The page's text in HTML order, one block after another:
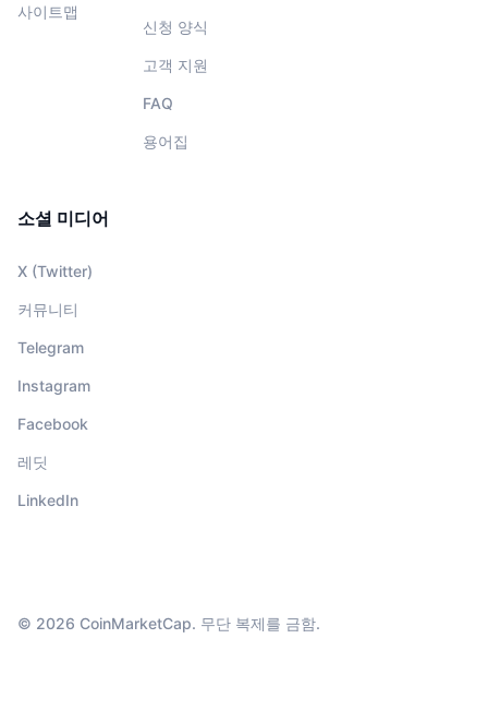
사이트맵
신청 양식
고객 지원
FAQ
용어집
소셜 미디어
X (Twitter)
커뮤니티
Telegram
Instagram
Facebook
레딧
LinkedIn
© 2026 CoinMarketCap. 무단 복제를 금함.